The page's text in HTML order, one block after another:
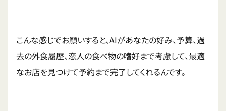
こんな感じでお願いすると、AIがあなたの好み、予算、過
去の外食履歴、恋人の食べ物の嗜好まで考慮して、最適
なお店を見つけて予約まで完了してくれるんです。